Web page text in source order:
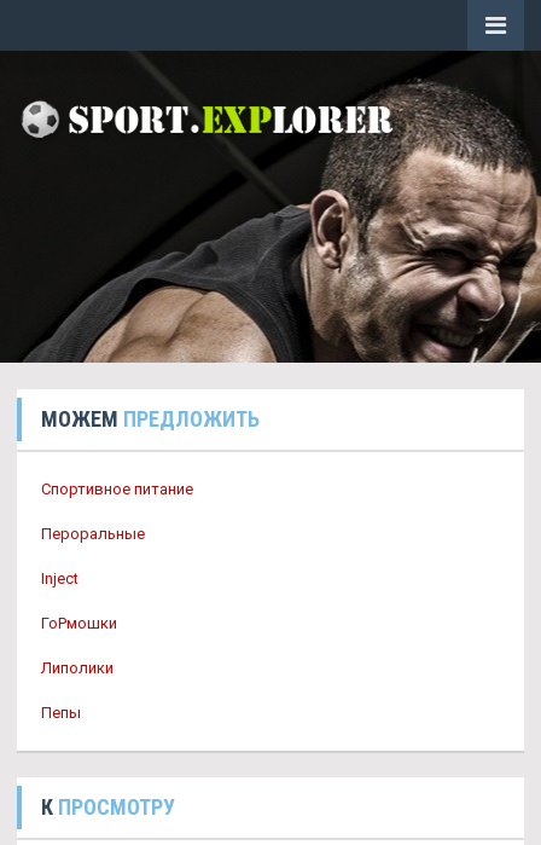
МОЖЕМ ПРЕДЛОЖИТЬ
Спортивное питание
Пероральные
Inject
ГоРмошки
Липолики
Пепы
К ПРОСМОТРУ